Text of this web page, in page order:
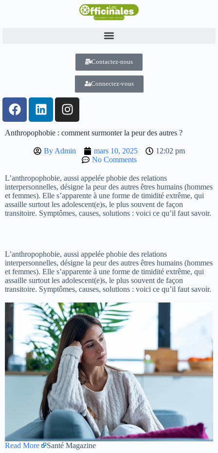
Contactez-nous
Connectez-vous
Anthropophobie : comment surmonter la peur des autres ?
ByAdmin mars 10, 2025
12:02 pm
No Comments
L’anthropophobie, aussi appelée phobie des relations
interpersonnelles, désigne la peur des autres êtres humains (hommes
et femmes). Elle s’apparente à une forme de timidité extrême, qui
assaille surtout les adolescent(e)s, le plus souvent de façon
transitoire. Symptômes, causes, solutions : voici ce qu’il faut savoir.
L’anthropophobie, aussi appelée phobie des relations
interpersonnelles, désigne la peur des autres êtres humains (hommes
et femmes). Elle s’apparente à une forme de timidité extrême, qui
assaille surtout les adolescent(e)s, le plus souvent de façon
transitoire. Symptômes, causes, solutions : voici ce qu’il faut savoir.
Read More Santé Magazine